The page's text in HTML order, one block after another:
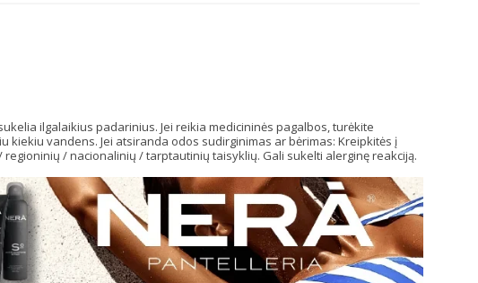
ilgalaikius padarinius. Jei reikia medicininės pagalbos, turėkite
kiekiu vandens. Jei atsiranda odos sudirginimas ar bėrimas: Kreipkitės į
/ nacionalinių / tarptautinių taisyklių. Gali sukelti alerginę reakciją.